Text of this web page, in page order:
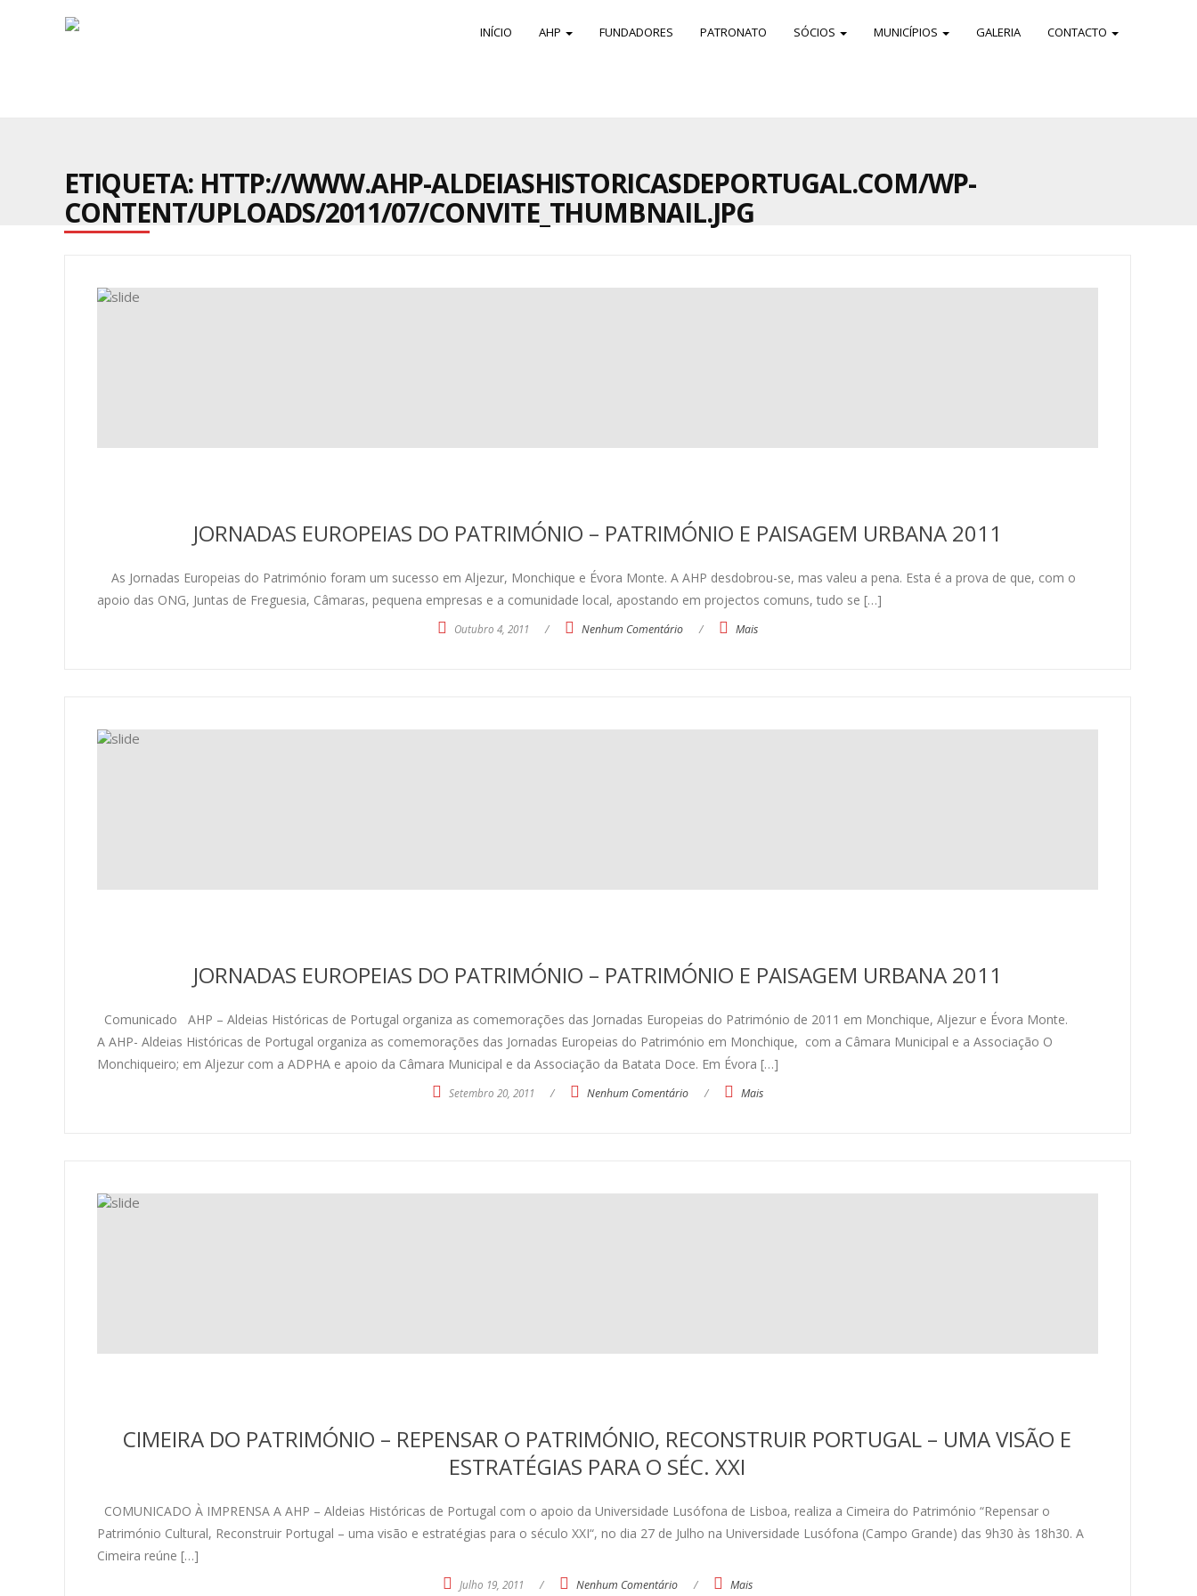
INÍCIO AHP FUNDADORES PATRONATO SÓCIOS MUNICÍPIOS GALERIA CONTACTO
ETIQUETA: HTTP://WWW.AHP-ALDEIASHISTORICASDEPORTUGAL.COM/WP-
CONTENT/UPLOADS/2011/07/CONVITE_THUMBNAIL.JPG
JORNADAS EUROPEIAS DO PATRIMÓNIO – PATRIMÓNIO E PAISAGEM URBANA 2011
As Jornadas Europeias do Património foram um sucesso em Aljezur, Monchique e Évora Monte. A AHP desdobrou-se, mas valeu a pena. Esta é a prova de que, com o
apoio das ONG, Juntas de Freguesia, Câmaras, pequena empresas e a comunidade local, apostando em projectos comuns, tudo se […]
Outubro 4, 2011 / Nenhum Comentário / Mais
JORNADAS EUROPEIAS DO PATRIMÓNIO – PATRIMÓNIO E PAISAGEM URBANA 2011
Comunicado AHP – Aldeias Históricas de Portugal organiza as comemorações das Jornadas Europeias do Património de 2011 em Monchique, Aljezur e Évora Monte.
A AHP- Aldeias Históricas de Portugal organiza as comemorações das Jornadas Europeias do Património em Monchique, com a Câmara Municipal e a Associação O
Monchiqueiro; em Aljezur com a ADPHA e apoio da Câmara Municipal e da Associação da Batata Doce. Em Évora […]
Setembro 20, 2011 / Nenhum Comentário / Mais
CIMEIRA DO PATRIMÓNIO – REPENSAR O PATRIMÓNIO, RECONSTRUIR PORTUGAL – UMA VISÃO E
ESTRATÉGIAS PARA O SÉC. XXI
COMUNICADO À IMPRENSA A AHP – Aldeias Históricas de Portugal com o apoio da Universidade Lusófona de Lisboa, realiza a Cimeira do Património “Repensar o
Património Cultural, Reconstruir Portugal – uma visão e estratégias para o século XXI“, no dia 27 de Julho na Universidade Lusófona (Campo Grande) das 9h30 às 18h30. A
Cimeira reúne […]
Julho 19, 2011 / Nenhum Comentário / Mais